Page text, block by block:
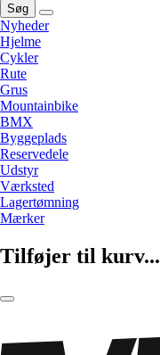
Søg
Nyheder
Hjelme
Cykler
Rute
Grus
Mountainbike
BMX
Byggeplads
Reservedele
Udstyr
Værksted
Lagertømning
Mærker
Tilføjer til kurv...